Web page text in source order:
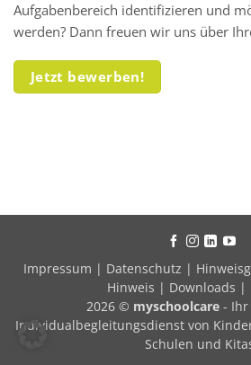
Aufgabenbereich identifizieren und
werden? Dann freuen wir uns über
Jetzt bewerben!
Impressum | Datenschutz |
Hinweis | Downloads |
2026 © myschoolcare- Ihr
Individualbegleitungsdienst von
Schulen und